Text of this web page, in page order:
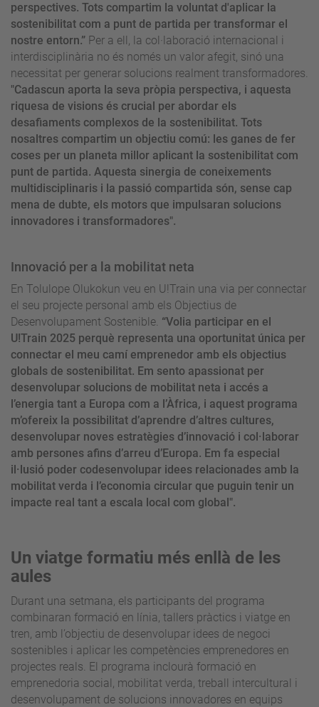
perspectives. Tots compartim la voluntat d'aplicar la
sostenibilitat com a punt de partida per transformar el
nostre entorn.” Per a ell, la col·laboració internacional i
interdisciplinària no és només un valor afegit, sinó una
necessitat per generar solucions realment transformadores.
"Cadascun aporta la seva pròpia perspectiva, i aquesta
riquesa de visions és crucial per abordar els
desafiaments complexos de la sostenibilitat. Tots
nosaltres compartim un objectiu comú: les ganes de fer
coses per un planeta millor aplicant la sostenibilitat com
punt de partida. Aquesta sinergia de coneixements
multidisciplinaris i la passió compartida són, sense cap
mena de dubte, els motors que impulsaran solucions
innovadores i transformadores".
Innovació per a la mobilitat neta
En Tolulope Olukokun veu en U!Train una via per connectar
el seu projecte personal amb els Objectius de
Desenvolupament Sostenible. “Volia participar en el
U!Train 2025 perquè representa una oportunitat única per
connectar el meu camí emprenedor amb els objectius
globals de sostenibilitat. Em sento apassionat per
desenvolupar solucions de mobilitat neta i accés a
l’energia tant a Europa com a l’Àfrica, i aquest programa
m’ofereix la possibilitat d’aprendre d’altres cultures,
desenvolupar noves estratègies d’innovació i col·laborar
amb persones afins d’arreu d’Europa. Em fa especial
il·lusió poder codesenvolupar idees relacionades amb la
mobilitat verda i l’economia circular que puguin tenir un
impacte real tant a escala local com global".
Un viatge formatiu més enllà de les
aules
Durant una setmana, els participants del programa
combinaran formació en línia, tallers pràctics i viatge en
tren, amb l’objectiu de desenvolupar idees de negoci
sostenibles i aplicar les competències emprenedores en
projectes reals. El programa inclourà formació en
emprenedoria social, mobilitat verda, treball intercultural i
desenvolupament de solucions innovadores en equips